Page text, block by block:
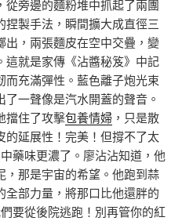
旁邊的麵粉堆中抓起了兩團
製手法，瞬間擴大成直徑三
，兩張麵皮在空中交疊，變
這就是家傳《沾醬秘笈》中記
充滿彈性。藍色離子炮光束
一聲像是汽水開蓋的聲音。
擋住了攻擊包養情婦 ，只是散
的延展性！完美！但撐不了太
藥味更濃了。廖沾沾知道，他
，那是宇宙的希望。他跑到蒜
全部力量，將那口比他還胖的
要從後院逃跑！別再管你的紅